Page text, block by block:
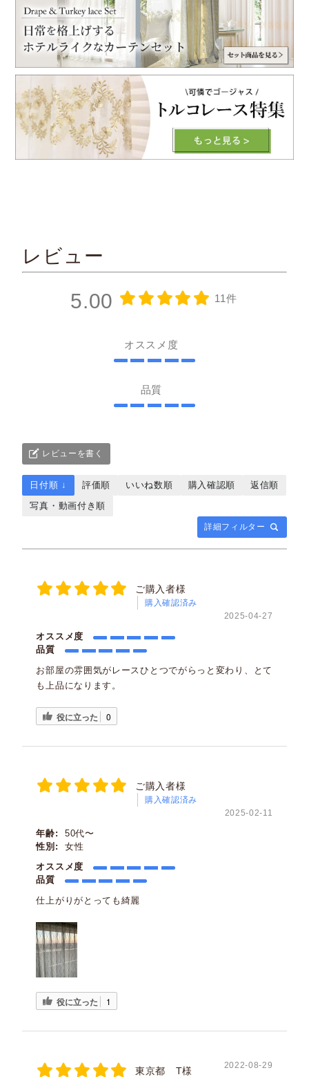
レビュー
5.00 11件
オススメ度
品質
レビューを書く
詳細フィルター
日付順 ↓ 評価順 いいね数順 購入確認順
返信順
写真・動画付き順
ご購入者様
購入確認済み
2025-04-27
オススメ度
品質
お部屋の雰囲気がレースひとつでがらっと変わり、とて
も上品になります。
役に立った 0
ご購入者様
購入確認済み
2025-02-11
年齢:
50代〜
性別:
女性
オススメ度
品質
仕上がりがとっても綺麗
役に立った 1
東京都 T様 2022-08-29